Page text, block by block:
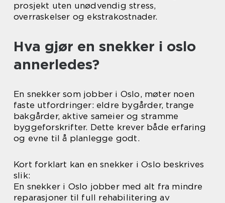
prosjekt uten unødvendig stress,
overraskelser og ekstrakostnader.
Hva gjør en snekker i oslo
annerledes?
En snekker som jobber i Oslo, møter noen
faste utfordringer: eldre bygårder, trange
bakgårder, aktive sameier og stramme
byggeforskrifter. Dette krever både erfaring
og evne til å planlegge godt.
Kort forklart kan en snekker i Oslo beskrives
slik:
En snekker i Oslo jobber med alt fra mindre
reparasjoner til full rehabilitering av